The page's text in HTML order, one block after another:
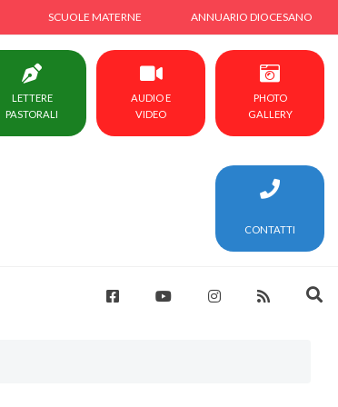
SCUOLE MATERNE ANNUARIO DIOCESANO
LETTERE
PASTORALI
AUDIO E
VIDEO
PHOTO
GALLERY
CONTATTI